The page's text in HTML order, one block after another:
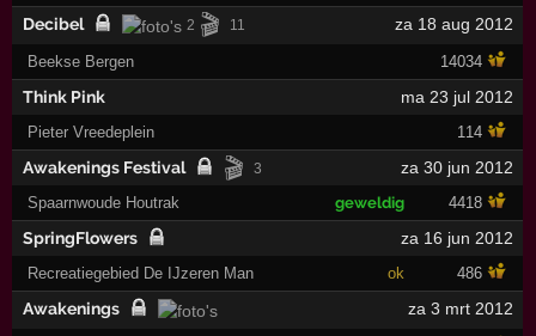
Decibel 2 🎬 11 za 18 aug 2012
Beekse Bergen 14034
Think Pink ma 23 jul 2012
Pieter Vreedeplein 114
Awakenings Festival 🎬 3 za 30 jun 2012
Spaarnwoude Houtrak geweldig 4418
SpringFlowers za 16 jun 2012
Recreatiegebied De IJzeren Man ok 486
Awakenings za 3 mrt 2012